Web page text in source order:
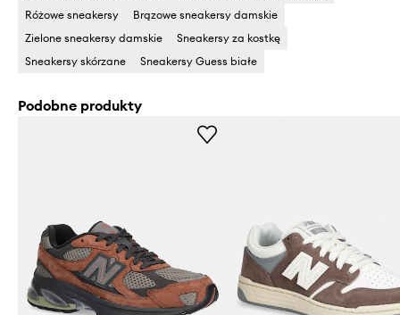
Różowe sneakersy
Brązowe sneakersy damskie
Zielone sneakersy damskie
Sneakersy za kostkę
Sneakersy skórzane
Sneakersy Guess białe
Podobne produkty